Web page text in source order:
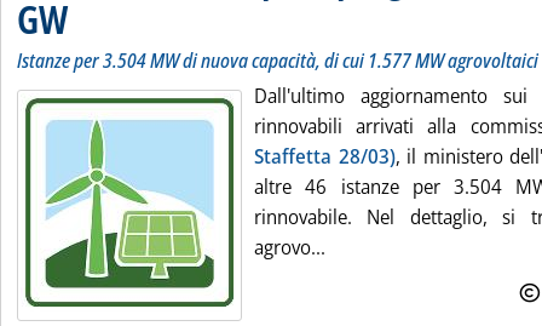
GW
Istanze per 3.504 MW di nuova capacità, di cui 1.577 MW
Dall'ultimo aggiornamento
rinnovabili arrivati alla
Staffetta 28/03), il ministero
altre 46 istanze per 3.504
rinnovabile. Nel dettaglio, si
agrovo...